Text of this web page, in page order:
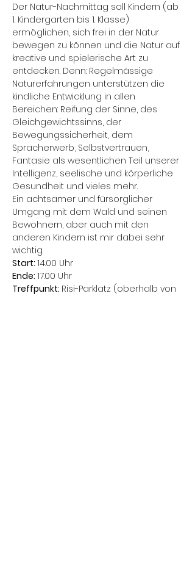
Der Natur-Nachmittag soll Kindern (ab
1. Kindergarten bis 1. Klasse)
ermöglichen, sich frei in der Natur
bewegen zu können und die Natur auf
kreative und spielerische Art zu
entdecken. Denn: Regelmässige
Naturerfahrungen unterstützen die
kindliche Entwicklung in allen
Bereichen: Reifung der Sinne, des
Gleichgewichtssinns, der
Bewegungssicherheit, dem
Spracherwerb, Selbstvertrauen,
Fantasie als wesentlichen Teil unserer
Intelligenz, seelische und körperliche
Gesundheit und vieles mehr.
Ein achtsamer und fürsorglicher
Umgang mit dem Wald und seinen
Bewohnern, aber auch mit den
anderen Kindern ist mir dabei sehr
wichtig.
Start: 14.00 Uhr
Ende: 17.00 Uhr
Treffpunkt: Risi-Parklatz (oberhalb von